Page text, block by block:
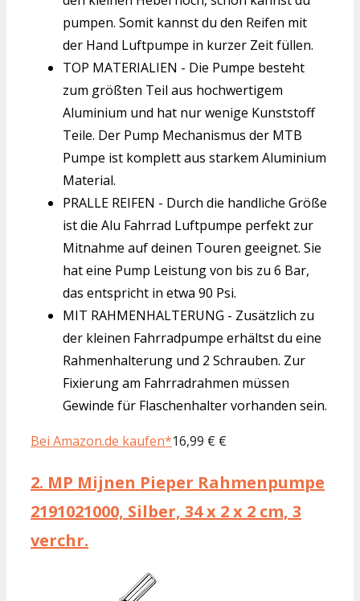
pumpen. Somit kannst du den Reifen mit
der Hand Luftpumpe in kurzer Zeit füllen.
TOP MATERIALIEN - Die Pumpe besteht
zum größten Teil aus hochwertigem
Aluminium und hat nur wenige Kunststoff
Teile. Der Pump Mechanismus der MTB
Pumpe ist komplett aus starkem Aluminium
Material.
PRALLE REIFEN - Durch die handliche Größe
ist die Alu Fahrrad Luftpumpe perfekt zur
Mitnahme auf deinen Touren geeignet. Sie
hat eine Pump Leistung von bis zu 6 Bar,
das entspricht in etwa 90 Psi.
MIT RAHMENHALTERUNG - Zusätzlich zu
der kleinen Fahrradpumpe erhältst du eine
Rahmenhalterung und 2 Schrauben. Zur
Fixierung am Fahrradrahmen müssen
Gewinde für Flaschenhalter vorhanden sein.
Bei Amazon.de kaufen*16,99 € €
2. MP Mijnen Pieper Rahmenpumpe
2191021000, Silber, 34 x 2 x 2 cm, 3
verchr.